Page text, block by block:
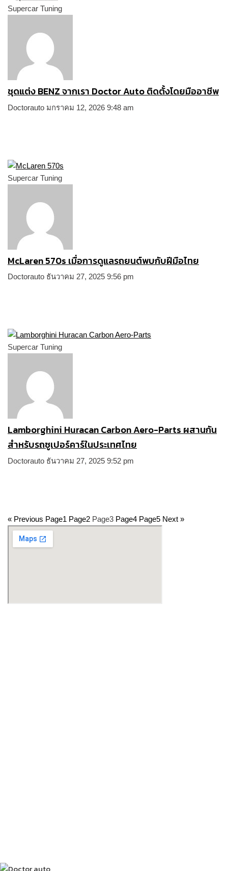
Supercar Tuning
ชุดแต่ง BENZ จากเรา Doctor Auto ติดตั้งโดยมืออาชีพ
Doctorauto มกราคม 12, 2026 9:48 am
Supercar Tuning
McLaren 570s เมื่อการดูแลรถยนต์พบกับฝีมือไทย
Doctorauto ธันวาคม 27, 2025 9:56 pm
Supercar Tuning
Lamborghini Huracan Carbon Aero-Parts ผสานกัน
สำหรับรถซูเปอร์คาร์ในประเทศไทย
Doctorauto ธันวาคม 27, 2025 9:52 pm
« Previous Page1 Page2 Page3 Page4 Page5 Next »